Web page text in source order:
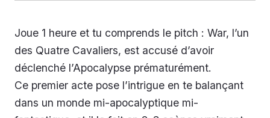
Joue 1 heure et tu comprends le pitch : War, l’un
des Quatre Cavaliers, est accusé d’avoir
déclenché l’Apocalypse prématurément.
Ce premier acte pose l’intrigue en te balançant
dans un monde mi-apocalyptique mi-